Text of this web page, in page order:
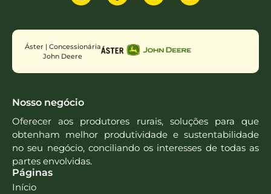
Áster | Concessionária
John Deere
Nosso negócio
Oferecer aos produtores rurais, soluções para que
obtenham melhor produtividade e sustentabilidade
no seu negócio, conciliando os interesses de todas as
partes envolvidas.
Páginas
Início